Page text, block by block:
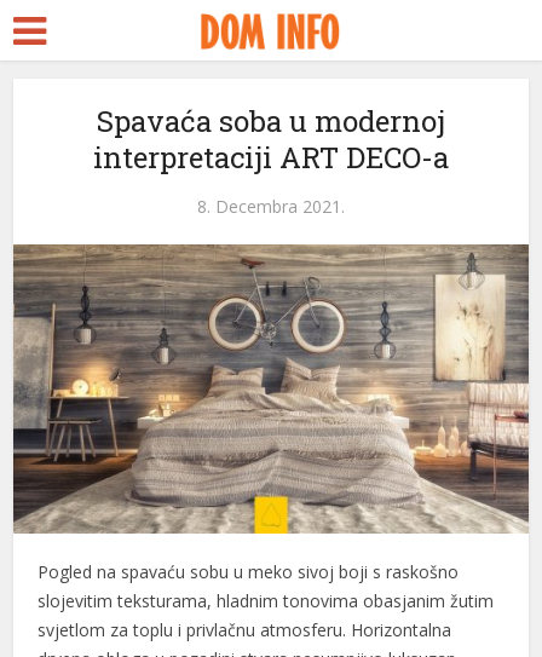
Spavaća soba u modernoj
interpretaciji ART DECO-a
8. Decembra 2021.
Pogled na spavaću sobu u meko sivoj boji s raskošno
slojevitim teksturama, hladnim tonovima obasjanim žutim
svjetlom za toplu i privlačnu atmosferu. Horizontalna